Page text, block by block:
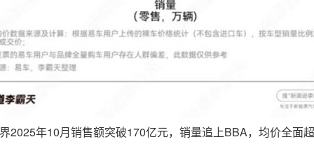
2025年10月销售额突破170亿元，销量追上BBA，均价全面